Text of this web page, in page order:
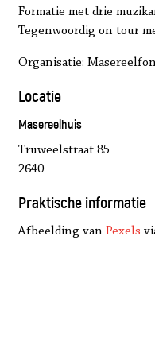
Formatie met drie
Tegenwoordig on tour
Organisatie:
Locatie
Masereelhuis
Truweelstraat 85
2640
Praktische informatie
Afbeelding van Pexels